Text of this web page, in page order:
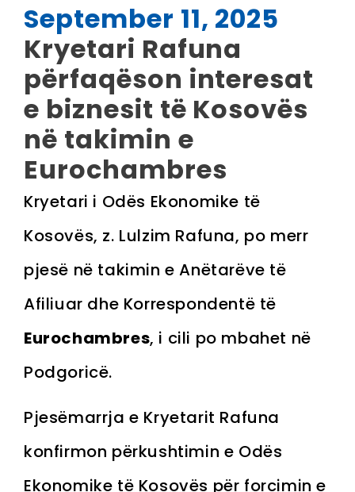
September 11, 2025
Kryetari Rafuna
përfaqëson interesat
e biznesit të Kosovës
në takimin e
Eurochambres
Kryetari i Odës Ekonomike të
Kosovës, z. Lulzim Rafuna, po merr
pjesë në takimin e Anëtarëve të
Afiliuar dhe Korrespondentë të
Eurochambres, i cili po mbahet në
Podgoricë.
Pjesëmarrja e Kryetarit Rafuna
konfirmon përkushtimin e Odës
Ekonomike të Kosovës për forcimin e